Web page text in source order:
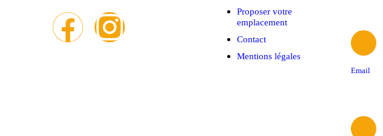
Proposer votre
emplacement
Contact
Mentions légales
Email